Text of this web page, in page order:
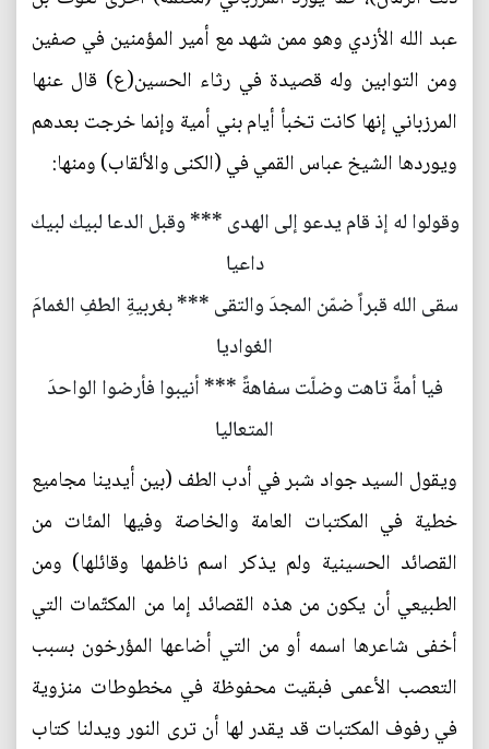
عبد الله الأزدي وهو ممن شهد مع أمير المؤمنين في صفين
ومن التوابين وله قصيدة في رثاء الحسين(ع) قال عنها
المرزباني إنها كانت تخبأ أيام بني أمية وإنما خرجت بعدهم
ويوردها الشيخ عباس القمي في (الكنى والألقاب) ومنها:
وقولوا له إذ قام يدعو إلى الهدى *** وقبل الدعا لبيك لبيك
داعيا
سقى الله قبراً ضمّن المجدَ والتقى *** بغربيةِ الطفِ الغمامَ
الغواديا
فيا أمةً تاهت وضلّت سفاهةً *** أنيبوا فأرضوا الواحدَ
المتعاليا
ويقول السيد جواد شبر في أدب الطف (بين أيدينا مجاميع
خطية في المكتبات العامة والخاصة وفيها المئات من
القصائد الحسينية ولم يذكر اسم ناظمها وقائلها) ومن
الطبيعي أن يكون من هذه القصائد إما من المكتّمات التي
أخفى شاعرها اسمه أو من التي أضاعها المؤرخون بسبب
التعصب الأعمى فبقيت محفوظة في مخطوطات منزوية
في رفوف المكتبات قد يقدر لها أن ترى النور ويدلنا كتاب